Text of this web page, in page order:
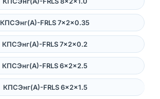
КПСЭнг(А)-FRLS 7×2×0.35
КПСЭнг(А)-FRLS 7×2×0.2
КПСЭнг(А)-FRLS 6×2×2.5
КПСЭнг(А)-FRLS 6×2×1.5